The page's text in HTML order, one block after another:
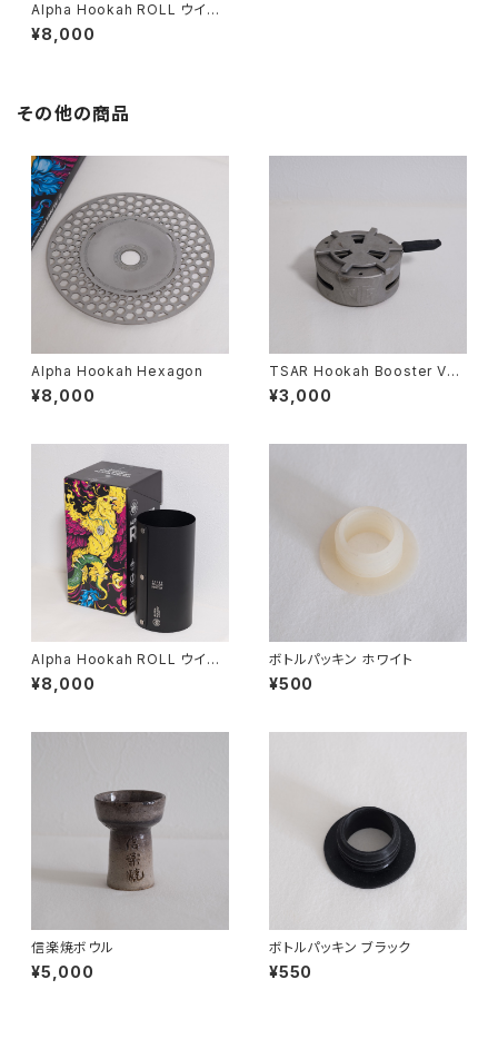
Alpha Hookah ROLL ウイン
ドスクリーン
¥8,000
その他の商品
Alpha Hookah Hexagon
¥8,000
TSAR Hookah Booster V2
HMD
¥3,000
Alpha Hookah ROLL ウイン
ドスクリーン
¥8,000
ボトルパッキン ホワイト
¥500
信楽焼ボウル
¥5,000
ボトルパッキン ブラック
¥550